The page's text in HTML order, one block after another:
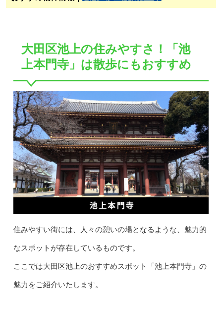
大田区池上の住みやすさ！「池
上本門寺」は散歩にもおすすめ
住みやすい街には、人々の憩いの場となるような、魅力的
なスポットが存在しているものです。
ここでは大田区池上のおすすめスポット「池上本門寺」の
魅力をご紹介いたします。